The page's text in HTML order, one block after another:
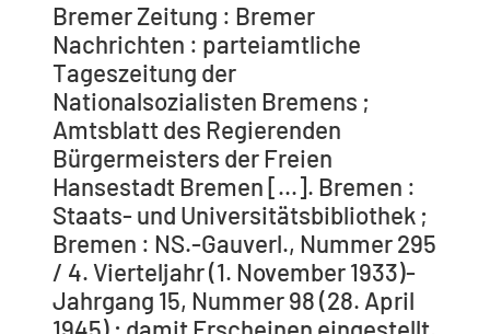
Bremer Zeitung : Bremer
Nachrichten : parteiamtliche
Tageszeitung der
Nationalsozialisten Bremens ;
Amtsblatt des Regierenden
Bürgermeisters der Freien
Hansestadt Bremen [...]. Bremen :
Staats- und Universitätsbibliothek ;
Bremen : NS.-Gauverl., Nummer 295
/ 4. Vierteljahr (1. November 1933)-
Jahrgang 15, Nummer 98 (28. April